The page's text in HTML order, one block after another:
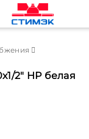
2" НР белая